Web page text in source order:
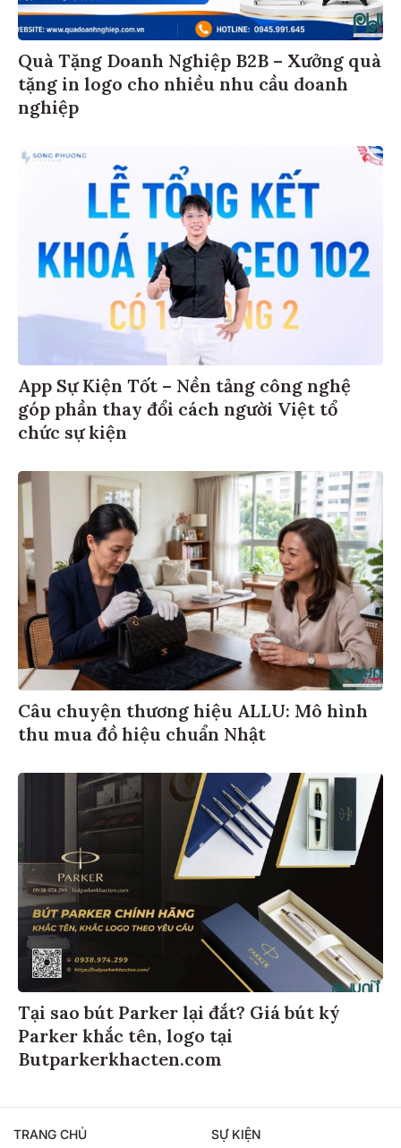
Quà Tặng Doanh Nghiệp B2B – Xưởng quà
tặng in logo cho nhiều nhu cầu doanh
nghiệp
App Sự Kiện Tốt – Nền tảng công nghệ
góp phần thay đổi cách người Việt tổ
chức sự kiện
Câu chuyện thương hiệu ALLU: Mô hình
thu mua đồ hiệu chuẩn Nhật
Tại sao bút Parker lại đắt? Giá bút ký
Parker khắc tên, logo tại
Butparkerkhacten.com
TRANG CHỦ SỰ KIỆN